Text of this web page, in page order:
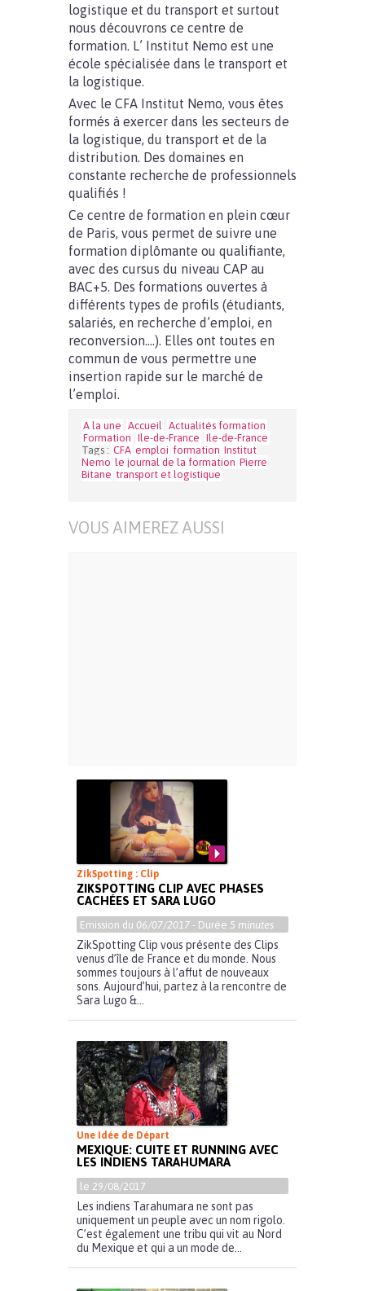
logistique et du transport et surtout
nous découvrons ce centre de
formation. L’ Institut Nemo est une
école spécialisée dans le transport et
la logistique.
Avec le CFA Institut Nemo, vous êtes
formés à exercer dans les secteurs de
la logistique, du transport et de la
distribution. Des domaines en
constante recherche de professionnels
qualifiés !
Ce centre de formation en plein cœur
de Paris, vous permet de suivre une
formation diplômante ou qualifiante,
avec des cursus du niveau CAP au
BAC+5. Des formations ouvertes à
différents types de profils (étudiants,
salariés, en recherche d’emploi, en
reconversion….). Elles ont toutes en
commun de vous permettre une
insertion rapide sur le marché de
l’emploi.
A la une Accueil Actualités formation
Formation Ile-de-France Ile-de-France
Tags : CFA emploi formation Institut
Nemo le journal de la formation Pierre
Bitane transport et logistique
VOUS AIMEREZ AUSSI
ZikSpotting : Clip
ZIKSPOTTING CLIP AVEC PHASES
CACHÉES ET SARA LUGO
Emission du 06/07/2017 - Durée 5 minutes
ZikSpotting Clip vous présente des Clips
venus d’île de France et du monde. Nous
sommes toujours à l’affut de nouveaux
sons. Aujourd’hui, partez à la rencontre de
Sara Lugo &...
Une Idée de Départ
MEXIQUE: CUITE ET RUNNING AVEC
LES INDIENS TARAHUMARA
le 29/08/2017
Les indiens Tarahumara ne sont pas
uniquement un peuple avec un nom rigolo.
C’est également une tribu qui vit au Nord
du Mexique et qui a un mode de...